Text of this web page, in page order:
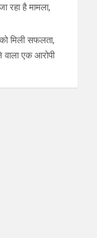
रहा है मामला,
मिली सफलता,
वाला एक आरोपी